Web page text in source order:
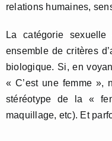
relations humaines,
La catégorie
ensemble de critères
biologique. Si, en
« C’est une femme »,
stéréotype de la «
maquillage, etc). Et